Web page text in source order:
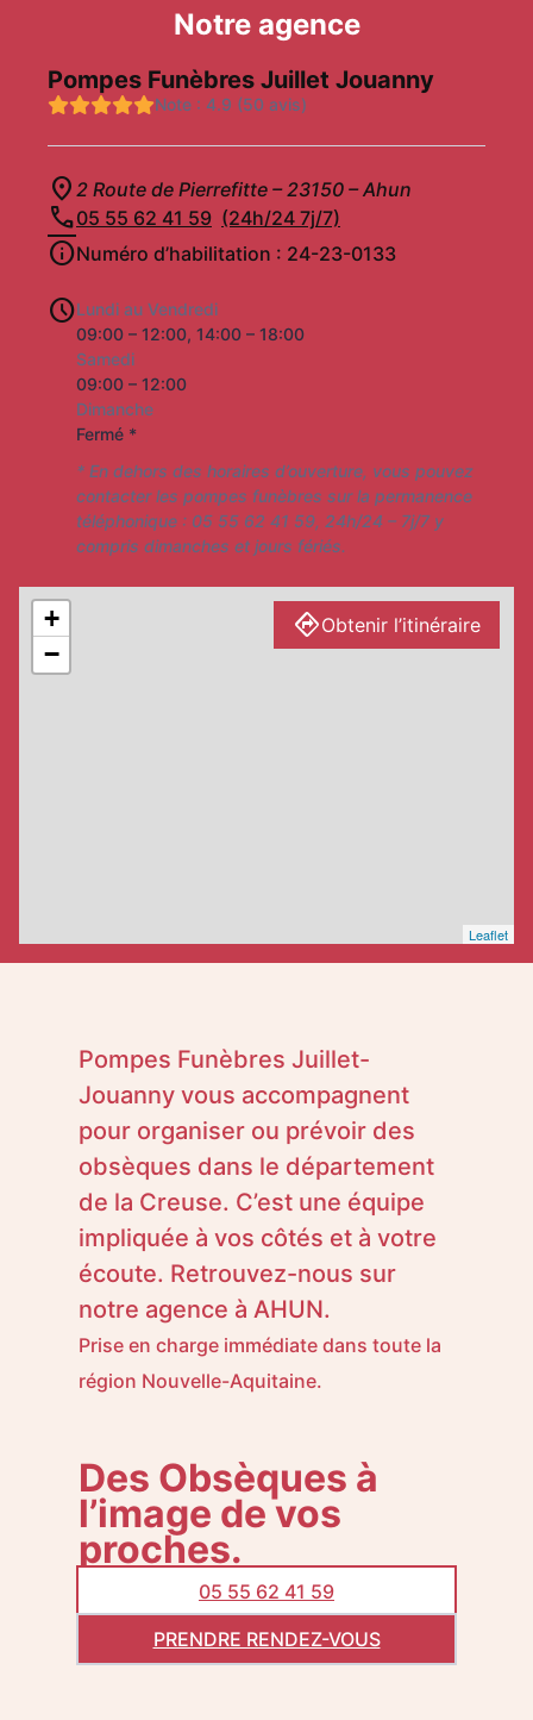
Notre agence
Pompes Funèbres Juillet Jouanny
Note : 4.9 (50 avis)
2 Route de Pierrefitte – 23150 – Ahun
05 55 62 41 59 (24h/24 7j/7)
Numéro d’habilitation : 24-23-0133
Lundi au Vendredi
09:00 – 12:00, 14:00 – 18:00
Samedi
09:00 – 12:00
Dimanche
Fermé *
* En dehors des horaires d’ouverture, vous pouvez
contacter les pompes funèbres sur la permanence
téléphonique : 05 55 62 41 59, 24h/24 – 7j/7 y
compris dimanches et jours fériés.
+
−
Leaflet
Obtenir l’itinéraire
Pompes Funèbres Juillet-
Jouanny vous accompagnent
pour organiser ou prévoir des
obsèques dans le département
de la Creuse. C’est une équipe
impliquée à vos côtés et à votre
écoute. Retrouvez-nous sur
notre agence à AHUN.
Prise en charge immédiate dans toute la
région Nouvelle-Aquitaine.
Des Obsèques à
l’image de vos
proches.
05 55 62 41 59
PRENDRE RENDEZ-VOUS